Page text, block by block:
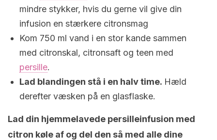
mindre stykker, hvis du gerne vil give din
infusion en stærkere citronsmag
Kom 750 ml vand i en stor kande sammen
med citronskal, citronsaft og teen med
persille.
Lad blandingen stå i en halv time. Hæld
derefter væsken på en glasflaske.
Lad din hjemmelavede persilleinfusion med
citron køle af og del den så med alle dine